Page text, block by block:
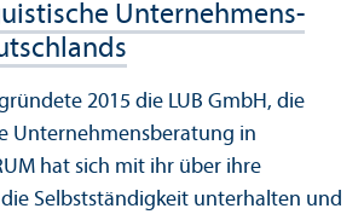
Unter­nehmens­
2015 die LUB GmbH, die
Unter­nehmens­beratung in
hat sich mit ihr über ihre
Selbstständigkeit unter­halten und